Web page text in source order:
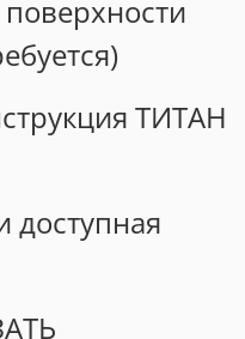
ТИТАН
доступная